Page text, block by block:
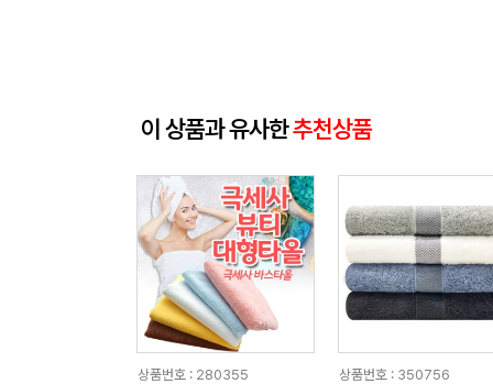
이 상품과 유사한추천상품
상품번호 : 280355
상품번호 : 350756